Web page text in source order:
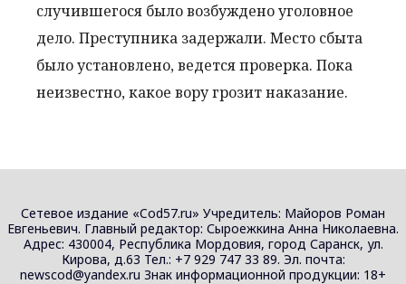
случившегося было возбуждено уголовное
дело. Преступника задержали. Место сбыта
было установлено, ведется проверка. Пока
неизвестно, какое вору грозит наказание.
Сетевое издание «Cod57.ru» Учредитель: Майоров Роман
Евгеньевич. Главный редактор: Сыроежкина Анна Николаевна.
Адрес: 430004, Республика Мордовия, город Саранск, ул.
Кирова, д.63 Тел.: +7 929 747 33 89. Эл. почта:
newscod@yandex.ru Знак информационной продукции: 18+